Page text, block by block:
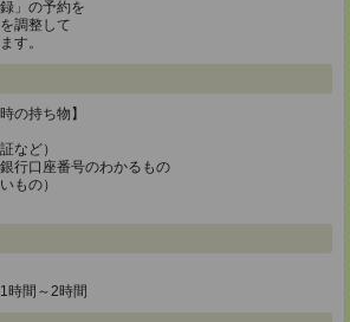
」の予約を
調整して
す。
の持ち物】
など）
行口座番号のわかるもの
もの）
時間～2時間